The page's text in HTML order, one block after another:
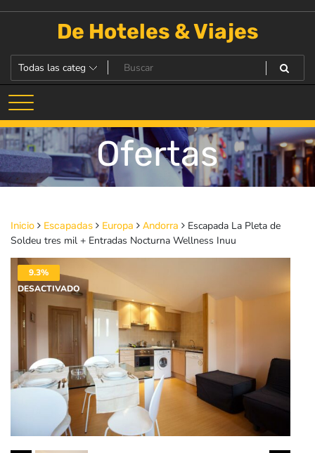
De Hoteles & Viajes
Ofertas
Inicio Escapadas Europa Andorra
Escapada La Pleta de
Soldeu tres mil + Entradas Nocturna Wellness Inuu
9.3%
DESACTIVADO